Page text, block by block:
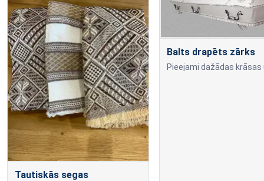
Tautiskās segas
Balts drapēts zārks